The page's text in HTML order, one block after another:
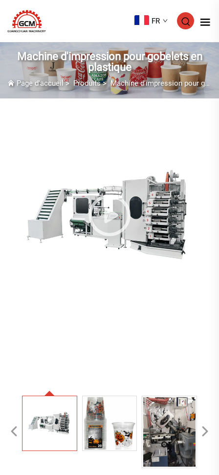
FR
Machine d'impression pour gobelets en
plastique
Page d'accueil> Produits>Machine d'impression pour gobelets en plastique